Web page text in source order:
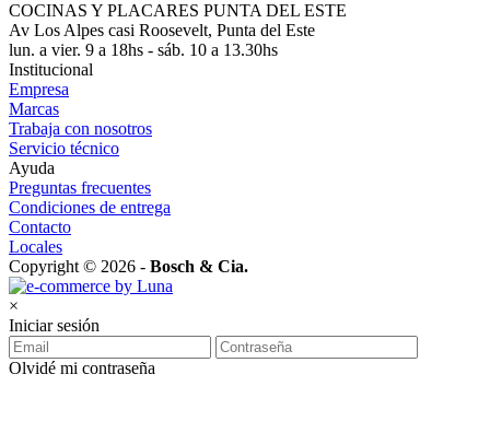
COCINAS Y PLACARES PUNTA DEL ESTE
Av Los Alpes casi Roosevelt, Punta del Este
lun. a vier. 9 a 18hs - sáb. 10 a 13.30hs
Institucional
Empresa
Marcas
Trabaja con nosotros
Servicio técnico
Ayuda
Preguntas frecuentes
Condiciones de entrega
Contacto
Locales
Copyright © 2026 - Bosch & Cia.
×
Iniciar sesión
Olvidé mi contraseña